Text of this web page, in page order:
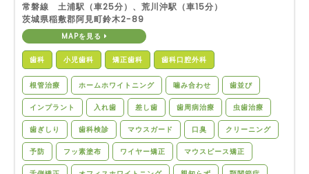
常磐線 土浦駅（車25分）、荒川沖駅（車15分）
茨城県稲敷郡阿見町鈴木2-89
MAPを見る
歯科 小児歯科 矯正歯科 歯科口腔外科
根管治療 ホームホワイトニング 噛み合わせ 歯並び
インプラント 入れ歯 差し歯 歯周病治療 虫歯治療
歯ぎしり 歯科検診 マウスガード 口臭 クリーニング
予防 フッ素塗布 ワイヤー矯正 マウスピース矯正